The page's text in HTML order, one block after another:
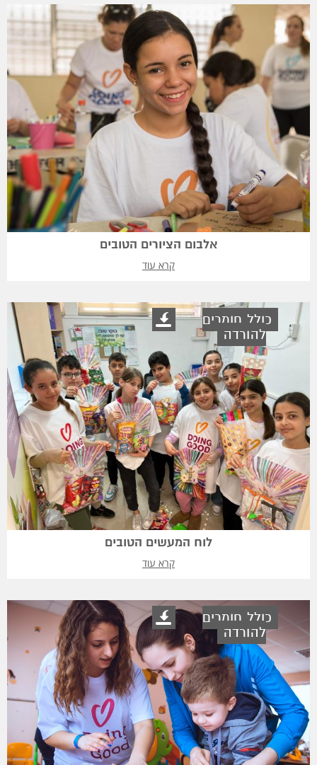
אלבום הציורים הטובים
קרא עוד
כולל חומרים
להורדה
לוח המעשים הטובים
קרא עוד
כולל חומרים
להורדה